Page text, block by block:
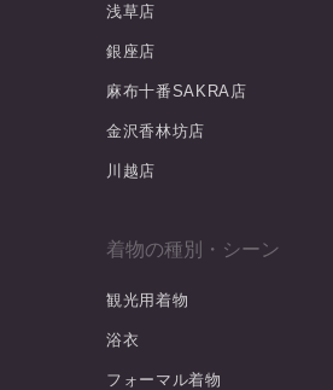
浅草店
銀座店
麻布十番SAKRA店
金沢香林坊店
川越店
着物の種別・シーン
観光用着物
浴衣
フォーマル着物